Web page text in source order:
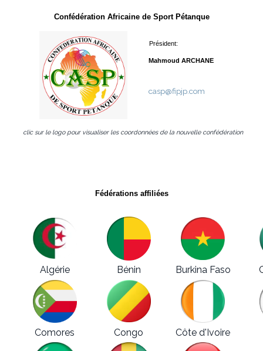
Confédération Africaine de Sport Pétanque
Président:
Mahmoud ARCHANE
casp@fipjp.com
clic sur le logo pour visualiser les coordonnées de la nouvelle confédération
Fédérations affiliées
Algérie Bénin Burkina Faso
Comores Congo Côte d'Ivoire